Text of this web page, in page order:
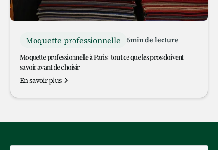
Moquette professionnelle 6min de lecture
Moquette professionnelle à Paris : tout ce que les pros doivent
savoir avant de choisir
En savoir plus